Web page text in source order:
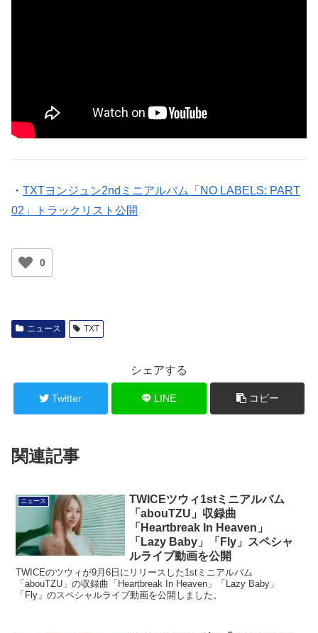
・ TXTヨンジュン2ndミニアルバム「NO LABELS: PART
02」トラックリスト公開
0
ニュース TXT
シェアする
Twitter LINE コピー
関連記事
ニュース
TWICEツウィ1stミニアルバム
「abouTZU」収録曲
「Heartbreak In Heaven」
「Lazy Baby」「Fly」スペシャ
ルライブ動画を公開
TWICEのツウィが9月6日にリリースした1stミニアルバム
「abouTZU」の収録曲「Heartbreak In Heaven」「Lazy Baby」
「Fly」のスペシャルライブ動画を公開しました。